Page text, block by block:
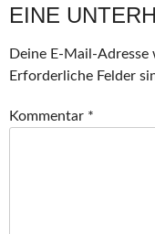
EINE
Deine E-Mail-
Erforderliche Felder
Kommentar *